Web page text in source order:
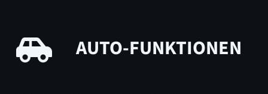
AUTO-FUNKTIONEN